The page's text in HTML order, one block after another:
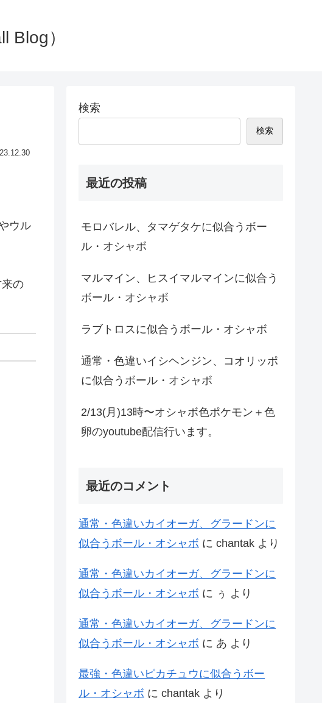
Blog）
ウル
の
検索
検索
最近の投稿
モロバレル、タマゲタケに似合うボー
ル・オシャボ
マルマイン、ヒスイマルマインに似合う
ボール・オシャボ
ラブトロスに似合うボール・オシャボ
通常・色違いイシヘンジン、コオリッポ
に似合うボール・オシャボ
2/13(月)13時〜オシャボ色ポケモン＋色
卵のyoutube配信行います。
最近のコメント
通常・色違いカイオーガ、グラードンに
似合うボール・オシャボ に chantak より
通常・色違いカイオーガ、グラードンに
似合うボール・オシャボ に ぅ より
通常・色違いカイオーガ、グラードンに
似合うボール・オシャボ に あ より
最強・色違いピカチュウに似合うボー
ル・オシャボ に chantak より